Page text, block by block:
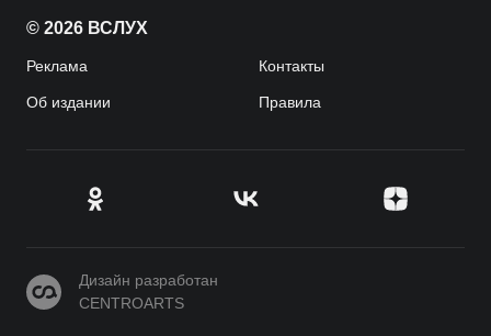
© 2026 ВСЛУХ
Реклама Контакты
Об издании Правила
CENTROARTS